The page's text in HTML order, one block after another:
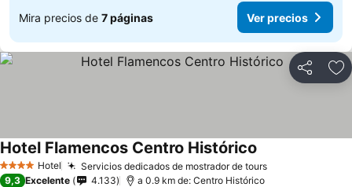
Mira precios de 7 páginas Ver precios
Compartir
4 EstrellasHotel Servicios dedicados de mostrador de tours
Hotel Flamencos Centro Histórico
9,3 Excelente 4.133 a 0.9 km de: Centro Histórico